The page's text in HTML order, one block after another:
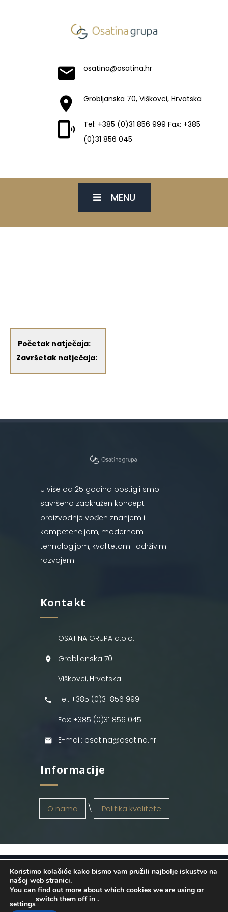
osatina@osatina.hr
Grobljanska 70, Viškovci, Hrvatska
Tel: +385 (0)31 856 999 Fax: +385
(0)31 856 045
MENU
'Početak natječaja:
Završetak natječaja:
U više od 25 godina postigli smo
savršeno zaokružen koncept
proizvodnje vođen znanjem i
kompetencijom, modernom
tehnologijom, kvalitetom i održivim
razvojem.
Kontakt
OSATINA GRUPA d.o.o.
Grobljanska 70
Viškovci, Hrvatska
Tel: +385 (0)31 856 999
Fax: +385 (0)31 856 045
E-mail: osatina@osatina.hr
Informacije
O nama Politika kvalitete
OSATINA GRUPA d.o.o. 2026
. Configured
byINFOS Osijek. Sva prava pridržana.
Koristimo kolačiće kako bismo vam pružili najbolje iskustvo na
našoj web stranici.
You can find out more about which cookies we are using or
switch them off in
settings
.